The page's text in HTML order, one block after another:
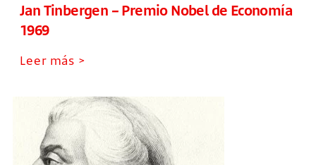
Jan Tinbergen – Premio Nobel de Economía
1969
Leer más >